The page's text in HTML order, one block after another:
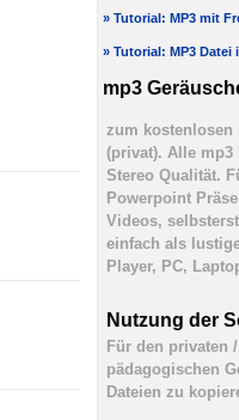
» Tutorial: MP3 mit
» Tutorial: MP3
mp3
zum kostenlosen
(privat). Alle mp3
Stereo Qualität.
Powerpoint
Videos,
einfach als
Player, PC,
Nutzung der
Für den privaten
pädagogischen
Dateien zu